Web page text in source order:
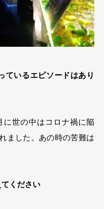
ているエピソードはあり
世の中はコロナ禍に陥
ました。あの時の苦難は
ください